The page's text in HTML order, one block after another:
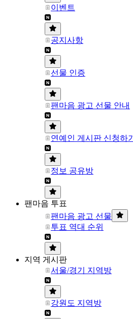
이벤트
공지사항
선물 인증
팬마음 광고 선물 안내
연예인 게시판 신청하기
정보 공유방
팬마음 투표
팬마음 광고 선물
투표 역대 순위
지역 게시판
서울/경기 지역방
강원도 지역방